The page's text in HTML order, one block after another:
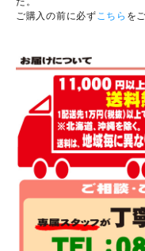
ご購入の前に必ず こちら を